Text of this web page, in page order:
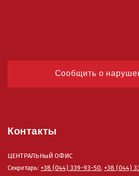
Сообщить о
Контакты
ЦЕНТРАЛЬНыЙ ОФИС
Секретарь: +38 (044) 339-93-50, +38 (044)